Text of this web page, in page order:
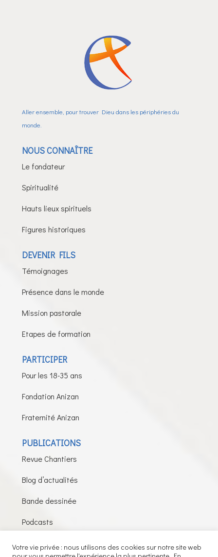
Aller ensemble, pour trouver Dieu dans les périphéries du
monde.
NOUS CONNAÎTRE
Le fondateur
Spiritualité
Hauts lieux spirituels
Figures historiques
DEVENIR FILS
Témoignages
Présence dans le monde
Mission pastorale
Etapes de formation
PARTICIPER
Pour les 18-35 ans
Fondation Anizan
Fraternité Anizan
PUBLICATIONS
Revue Chantiers
Blog d’actualités
Bande dessinée
Podcasts
Votre vie privée : nous utilisons des cookies sur notre site web